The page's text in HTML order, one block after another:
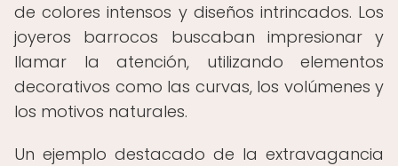
de colores intensos y diseños intrincados. Los
joyeros barrocos buscaban impresionar y
llamar la atención, utilizando elementos
decorativos como las curvas, los volúmenes y
los motivos naturales.
Un ejemplo destacado de la extravagancia